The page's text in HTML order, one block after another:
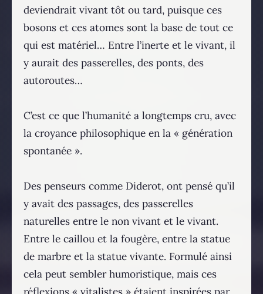
deviendrait vivant tôt ou tard, puisque ces
bosons et ces atomes sont la base de tout ce
qui est matériel… Entre l’inerte et le vivant, il
y aurait des passerelles, des ponts, des
autoroutes…
C’est ce que l’humanité a longtemps cru, avec
la croyance philosophique en la « génération
spontanée ».
Des penseurs comme Diderot, ont pensé qu’il
y avait des passages, des passerelles
naturelles entre le non vivant et le vivant.
Entre le caillou et la fougère, entre la statue
de marbre et la statue vivante. Formulé ainsi
cela peut sembler humoristique, mais ces